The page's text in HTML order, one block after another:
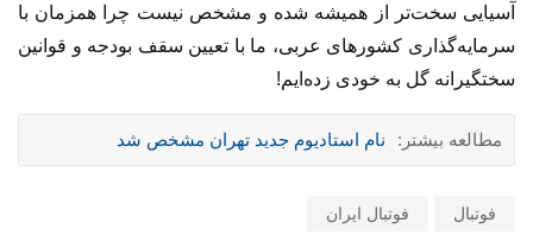
آسیایی سخت‌تر از همیشه شده و مشخص نیست چرا همزمان با
سرمایه‌گذاری کشورهای عربی، ما با تعیین سقف بودجه و قوانین
سختگیرانه گل به خودی زده‌ایم!
مطالعه بیشتر: نام استادیوم جدید تهران مشخص شد
فوتبال فوتبال ایران